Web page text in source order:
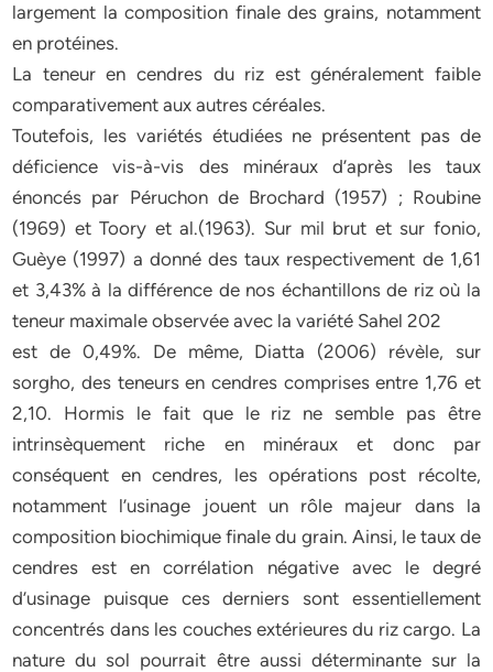
largement la composition finale des grains, notamment
en protéines.
La teneur en cendres du riz est généralement faible
comparativement aux autres céréales.
Toutefois, les variétés étudiées ne présentent pas de
déficience vis-à-vis des minéraux d’après les taux
énoncés par Péruchon de Brochard (1957) ; Roubine
(1969) et Toory et al.(1963). Sur mil brut et sur fonio,
Guèye (1997) a donné des taux respectivement de 1,61
et 3,43% à la différence de nos échantillons de riz où la
teneur maximale observée avec la variété Sahel 202
est de 0,49%. De même, Diatta (2006) révèle, sur
sorgho, des teneurs en cendres comprises entre 1,76 et
2,10. Hormis le fait que le riz ne semble pas être
intrinsèquement riche en minéraux et donc par
conséquent en cendres, les opérations post récolte,
notamment l’usinage jouent un rôle majeur dans la
composition biochimique finale du grain. Ainsi, le taux de
cendres est en corrélation négative avec le degré
d’usinage puisque ces derniers sont essentiellement
concentrés dans les couches extérieures du riz cargo. La
nature du sol pourrait être aussi déterminante sur la